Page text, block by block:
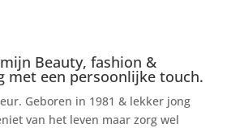
Beauty, fashion &
met een persoonlijke touch.
Geboren in 1981 & lekker jong
van het leven maar zorg wel